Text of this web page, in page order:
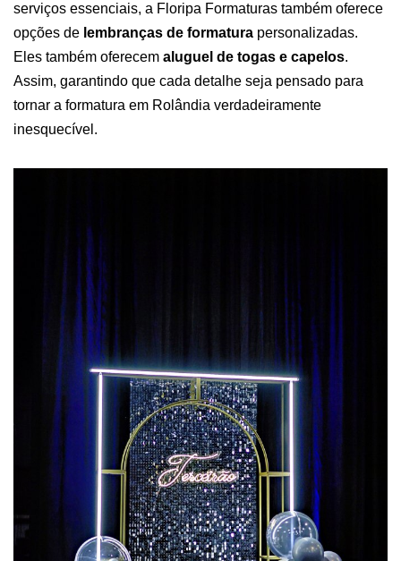
serviços essenciais, a Floripa Formaturas também oferece
opções de lembranças de formatura personalizadas.
Eles também oferecem aluguel de togas e capelos.
Assim, garantindo que cada detalhe seja pensado para
tornar a formatura em Rolândia verdadeiramente
inesquecível.